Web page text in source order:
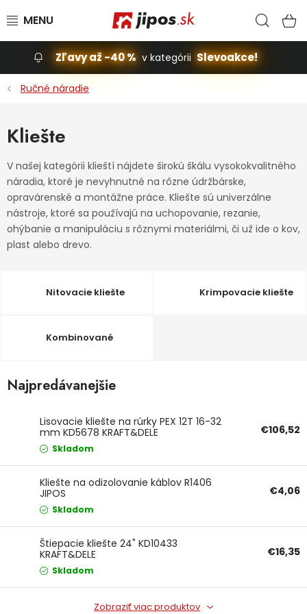
Slevoakce
Záhrada
Príslušenstvo pre automobily
Domácnosť
Ochranné pracovné pomôcky
Fotovoltaika
Značky
Doprava a platba
Kontakty
Zľavy až -40 % v kategórii Slevoakce!
Ručné náradie
Kliešte
V našej kategórii klieští nájdete širokú škálu vysokokvalitného
náradia, ktoré je nevyhnutné na rôzne údržbárske,
opravárenské a montážne práce. Kliešte sú univerzálne
nástroje, ktoré sa používajú na uchopovanie, rezanie,
ohýbanie a manipuláciu s rôznymi materiálmi, či už ide o kov,
plast alebo drevo.
Nitovacie kliešte Krimpovacie kliešte
Kombinované
Najpredávanejšie
Lisovacie kliešte na rúrky PEX 12T 16-32
mm KD5678 KRAFT&DELE
€106,52
Skladom
Kliešte na odizolovanie káblov R1406
JIPOS
€4,06
Skladom
Štiepacie kliešte 24" KD10433
KRAFT&DELE
€16,35
Skladom
Zobraziť viac produktov